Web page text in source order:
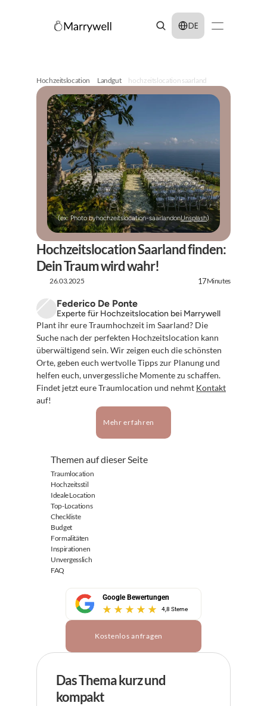
Select Language
DE
Hochzeitslocation Landgut hochzeitslocation saarland
(ex: Photo byhochzeitslocation-saarlandonUnsplash)
Hochzeitslocation Saarland finden:
Dein Traum wird wahr!
26.03.2025 17Minutes
Federico De Ponte
Experte für Hochzeitslocation bei Marrywell
Plant ihr eure Traumhochzeit im Saarland? Die
Suche nach der perfekten Hochzeitslocation kann
überwältigend sein. Wir zeigen euch die schönsten
Orte, geben euch wertvolle Tipps zur Planung und
helfen euch, unvergessliche Momente zu schaffen.
Findet jetzt eure Traumlocation und nehmt Kontakt
auf!
Mehr erfahren
Themen auf dieser Seite
Traumlocation
Hochzeitsstil
Ideale Location
Top-Locations
Checkliste
Budget
Formalitäten
Inspirationen
Unvergesslich
FAQ
Google Bewertungen
4,8 Sterne
Kostenlos anfragen
Das Thema kurz und
kompakt